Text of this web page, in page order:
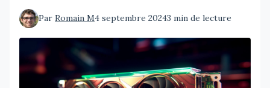
Par Romain M4 septembre 20243 min de lecture